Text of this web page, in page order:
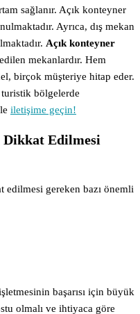
sağlanır. Açık konteyner
Ayrıca, dış mekan
Açık konteyner
mekanlardır. Hem
birçok müşteriye hitap eder.
bölgelerde
iletişime geçin!
Dikkat Edilmesi
edilmesi gereken bazı önemli
başarısı için büyük
olmalı ve ihtiyaca göre